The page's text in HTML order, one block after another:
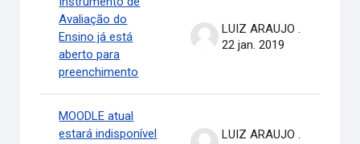
Avaliação do
Ensino já está
aberto para
preenchimento
LUIZ ARAUJO .
22 jan. 2019
MOODLE atual
estará indisponível
LUIZ ARAUJO .